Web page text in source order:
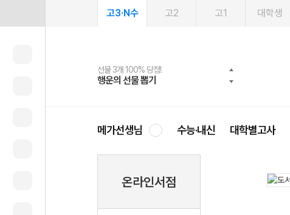
고3·N수 고2 고1 대학생
선물 3개 100% 당첨!
행운의 선물 뽑기
선물 100% 증정!
메가스터디 X 올리브
여름방학 스터디 캐시백
메가런 썸머스쿨
2027 러셀 단과
강사 공개선발
스마트러닝앱
설문 EVENT
메가패스
3일 무료 체험권
메가패스 수강생 무료혜택!
메가클럽 멤버십
사회공헌 캠페인
희망이룸 메가나눔
메가선생님 수능·내신 대학별고사
온라인서점